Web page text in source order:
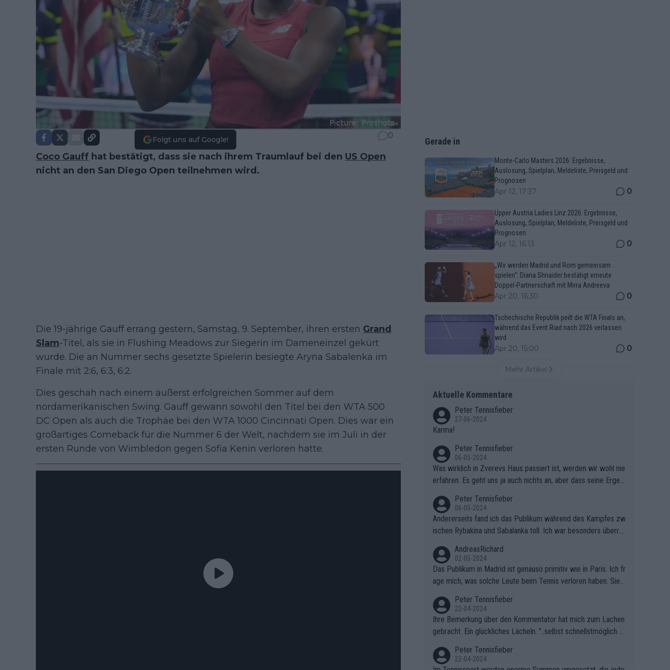
Folgt uns auf Google! 0
Coco Gauff hat bestätigt, dass sie nach ihrem Traumlauf bei den US Open
nicht an den San Diego Open teilnehmen wird.
Die 19-jährige Gauff errang gestern, Samstag, 9. September, ihren ersten Grand
Slam-Titel, als sie in Flushing Meadows zur Siegerin im Dameneinzel gekürt
wurde. Die an Nummer sechs gesetzte Spielerin besiegte Aryna Sabalenka im
Finale mit 2:6, 6:3, 6:2.
Dies geschah nach einem äußerst erfolgreichen Sommer auf dem
nordamerikanischen Swing. Gauff gewann sowohl den Titel bei den WTA 500
DC Open als auch die Trophäe bei den WTA 1000 Cincinnati Open. Dies war ein
großartiges Comeback für die Nummer 6 der Welt, nachdem sie im Juli in der
ersten Runde von Wimbledon gegen Sofia Kenin verloren hatte.
Gerade in
Monte-Carlo Masters 2026: Ergebnisse,
Auslosung, Spielplan, Meldeliste, Preisgeld und
Prognosen
Apr 12, 17:37 0
Upper Austria Ladies Linz 2026: Ergebnisse,
Auslosung, Spielplan, Meldeliste, Preisgeld und
Prognosen
Apr 12, 16:13 0
„Wir werden Madrid und Rom gemeinsam
spielen“: Diana Shnaider bestätigt erneute
Doppel-Partnerschaft mit Mirra Andreeva
Apr 20, 16:30 0
Tschechische Republik peilt die WTA Finals an,
während das Event Riad nach 2026 verlassen
wird
Apr 20, 15:00 0
Mehr Artikel
Aktuelle Kommentare
Peter Tennisfieber
27-06-2024
Karma!
Peter Tennisfieber
06-05-2024
Was wirklich in Zverevs Haus passiert ist, werden wir wohl nie
erfahren. Es geht uns ja auch nichts an, aber dass seine Ergeb
Peter Tennisfieber
06-05-2024
Andererseits fand ich das Publikum während des Kampfes zw
ischen Rybakina und Sabalanka toll. Ich war besonders überras
AndreasRichard
02-05-2024
Das Publikum in Madrid ist genauso primitiv wie in Paris. Ich fr
age mich, was solche Leute beim Tennis verloren haben. Sie s
ben.
Peter Tennisfieber
22-04-2024
Ihre Bemerkung über den Kommentator hat mich zum Lachen
gebracht. Ein glückliches Lächeln. "..selbst schnellstmöglich na
Peter Tennisfieber
22-04-2024